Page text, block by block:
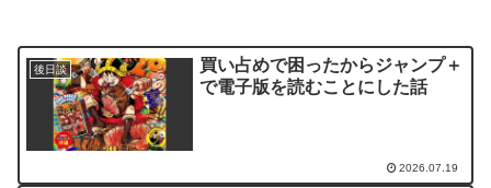
後日談
買い占めで困ったからジャンプ＋
で電子版を読むことにした話
2026.07.19